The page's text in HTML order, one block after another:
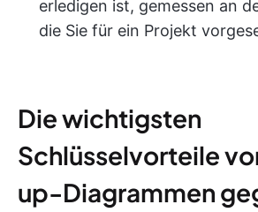
erledigen ist, gemessen an
die Sie für ein Projekt
Die wichtigsten
Schlüsselvorteile
up-Diagrammen